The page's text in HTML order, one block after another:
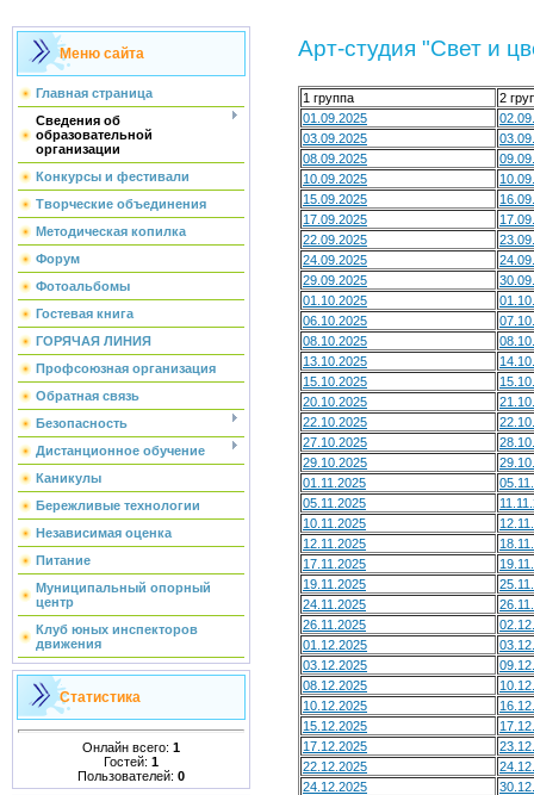
Меню сайта
Главная страница
Сведения об
образовательной
организации
Конкурсы и фестивали
Творческие объединения
Методическая копилка
Форум
Фотоальбомы
Гостевая книга
ГОРЯЧАЯ ЛИНИЯ
Профсоюзная организация
Обратная связь
Безопасность
Дистанционное обучение
Каникулы
Бережливые технологии
Независимая оценка
Питание
Муниципальный опорный
центр
Клуб юных инспекторов
движения
Статистика
Онлайн всего: 1
Гостей: 1
Пользователей: 0
Арт-студия "Свет и
1 группа
2
01.09.2025
03.09.2025
08.09.2025
10.09.2025
15.09.2025
17.09.2025
22.09.2025
24.09.2025
29.09.2025
01.10.2025
06.10.2025
08.10.2025
13.10.2025
15.10.2025
20.10.2025
22.10.2025
27.10.2025
29.10.2025
01.11.2025
05.11.2025
10.11.2025
12.11.2025
17.11.2025
19.11.2025
24.11.2025
26.11.2025
01.12.2025
03.12.2025
08.12.2025
10.12.2025
15.12.2025
17.12.2025
22.12.2025
24.12.2025